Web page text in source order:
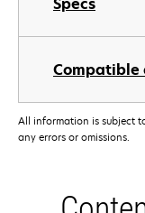
Compatible
All information is subject
any errors or omissions.